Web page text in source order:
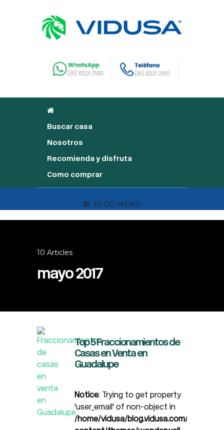
Buscar casa
Nosotros
Recomienda y disfruta
Como comprar
BLOG MENU
10 Articles
mayo 2017
Top 5 Fraccionamientos de
Casas en Venta en
Guadalupe
Notice: Trying to get property
'user_email' of non-object in
/home/vidusa/blog.vidusa.com/wp-